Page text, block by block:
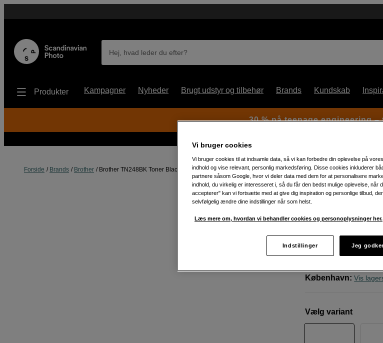
Hej, hvad leder du efter?
Produkter Kampagner Nyheder Brugt udstyr og tilbehør Brands Kundskab
Forside Brands Brother Brother TN248BK Toner Black
Artikelnummer: 1100415
Brother toner
København: Vis
Vælg variant
30 % på teenage engineering –
Vi bruger cookies
Vi bruger cookies til at indsamle data, så vi kan forbedre din oplevelse på
indhold og vise relevant, personlig markedsføring. Disse cookies inkluderer
partnere såsom Google, hvor vi deler data med dem for at personalisere
indhold, du virkelig er interesseret i, så du får den bedst mulige oplevelse, når
accepterer" kan vi fortsætte med at give dig inspiration og personlige tilbud,
selvfølgelig ændre dine indstillinger når som helst.
Læs mere om, hvordan vi behandler cookies og personoplysninger her.
Indstillinger Jeg